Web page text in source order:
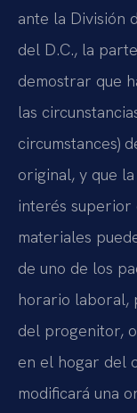
ante la División
del D.C., la
demostrar que
las
circumstances)
original, y que
interés superior
materiales
de uno de los
horario laboral,
del progenitor,
en el hogar del
modificará una